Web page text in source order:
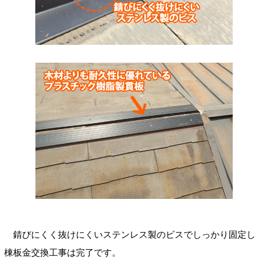
錆びにくく抜けにくいステンレス製のビスでしっかり固定し
棟板金交換工事は完了です。